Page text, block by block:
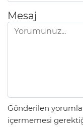
Mesaj
Gönderilen
içermemesi